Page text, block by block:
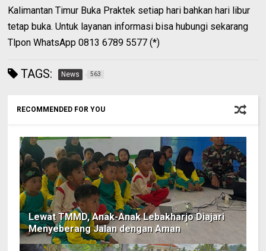
Kalimantan Timur Buka Praktek setiap hari bahkan hari libur
tetap buka. Untuk layanan informasi bisa hubungi sekarang
Tlpon WhatsApp 0813 6789 5577 (*)
TAGS: News 563
RECOMMENDED FOR YOU
Lewat TMMD, Anak-Anak Lebakharjo Diajari
Menyeberang Jalan dengan Aman